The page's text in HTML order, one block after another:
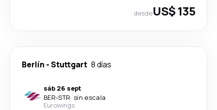
desdeUS$ 135
Berlín -Stuttgart 8 días
sáb 26 sept
BER-STR· sin escala
Eurowings